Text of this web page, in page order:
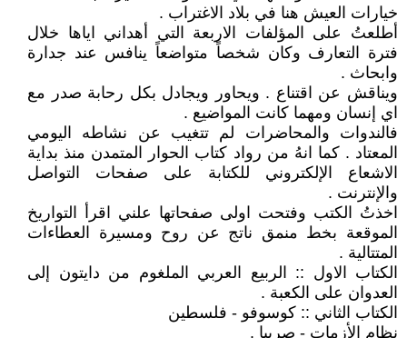
خيارات العيش هنا في بلاد الاغتراب .
أطلعتُ على المؤلفات الاربعة التي أهداني اياها خلال
فترة التعارف وكان شخصاً متواضعاً ينافس عند جدارة
وابحاث .
ويناقش عن اقتناع . ويحاور ويجادل بكل رحابة صدر مع
اي إنسان ومهما كانت المواضيع .
فالندوات والمحاضرات لم تتغيب عن نشاطه اليومي
المعتاد . كما انهُ من رواد كتاب الحوار المتمدن منذ بداية
الاشعاع الإلكتروني للكتابة على صفحات التواصل
والإنترنت .
اخذتُ الكتب وفتحت اولى صفحاتها علني اقرأ التواريخ
الموقعة بخط منمق ناتج عن روح ومسيرة العطاءات
المتتالية .
الكتاب الاول :: الربيع العربي الملغوم من دايتون إلى
العدوان على الكعبة .
الكتاب الثاني :: كوسوفو - فلسطين
نظام الأزمات - صربيا .